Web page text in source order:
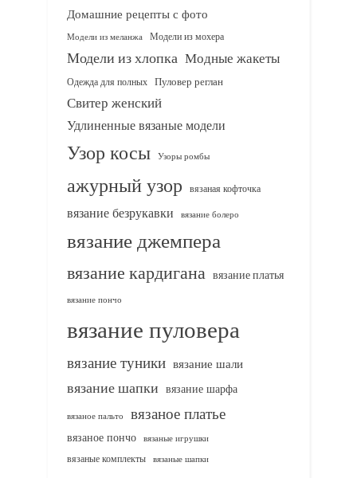
Домашние рецепты с фото
Модели из меланжа Модели из мохера
Модели из хлопка Модные жакеты
Одежда для полных Пуловер реглан
Свитер женский
Удлиненные вязаные модели
Узор косы Узоры ромбы
ажурный узор вязаная кофточка
вязание безрукавки вязание болеро
вязание джемпера
вязание кардигана вязание платья
вязание пончо
вязание пуловера
вязание туники вязание шали
вязание шапки вязание шарфа
вязаное пальто вязаное платье
вязаное пончо вязаные игрушки
вязаные комплекты
вязаные шапки